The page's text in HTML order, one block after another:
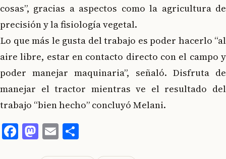
cosas”, gracias a aspectos como la agricultura de
precisión y la fisiología vegetal.
Lo que más le gusta del trabajo es poder hacerlo “al
aire libre, estar en contacto directo con el campo y
poder manejar maquinaria”, señaló. Disfruta de
manejar el tractor mientras ve el resultado del
trabajo “bien hecho” concluyó Melani.
Facebook
Mastodon
Email